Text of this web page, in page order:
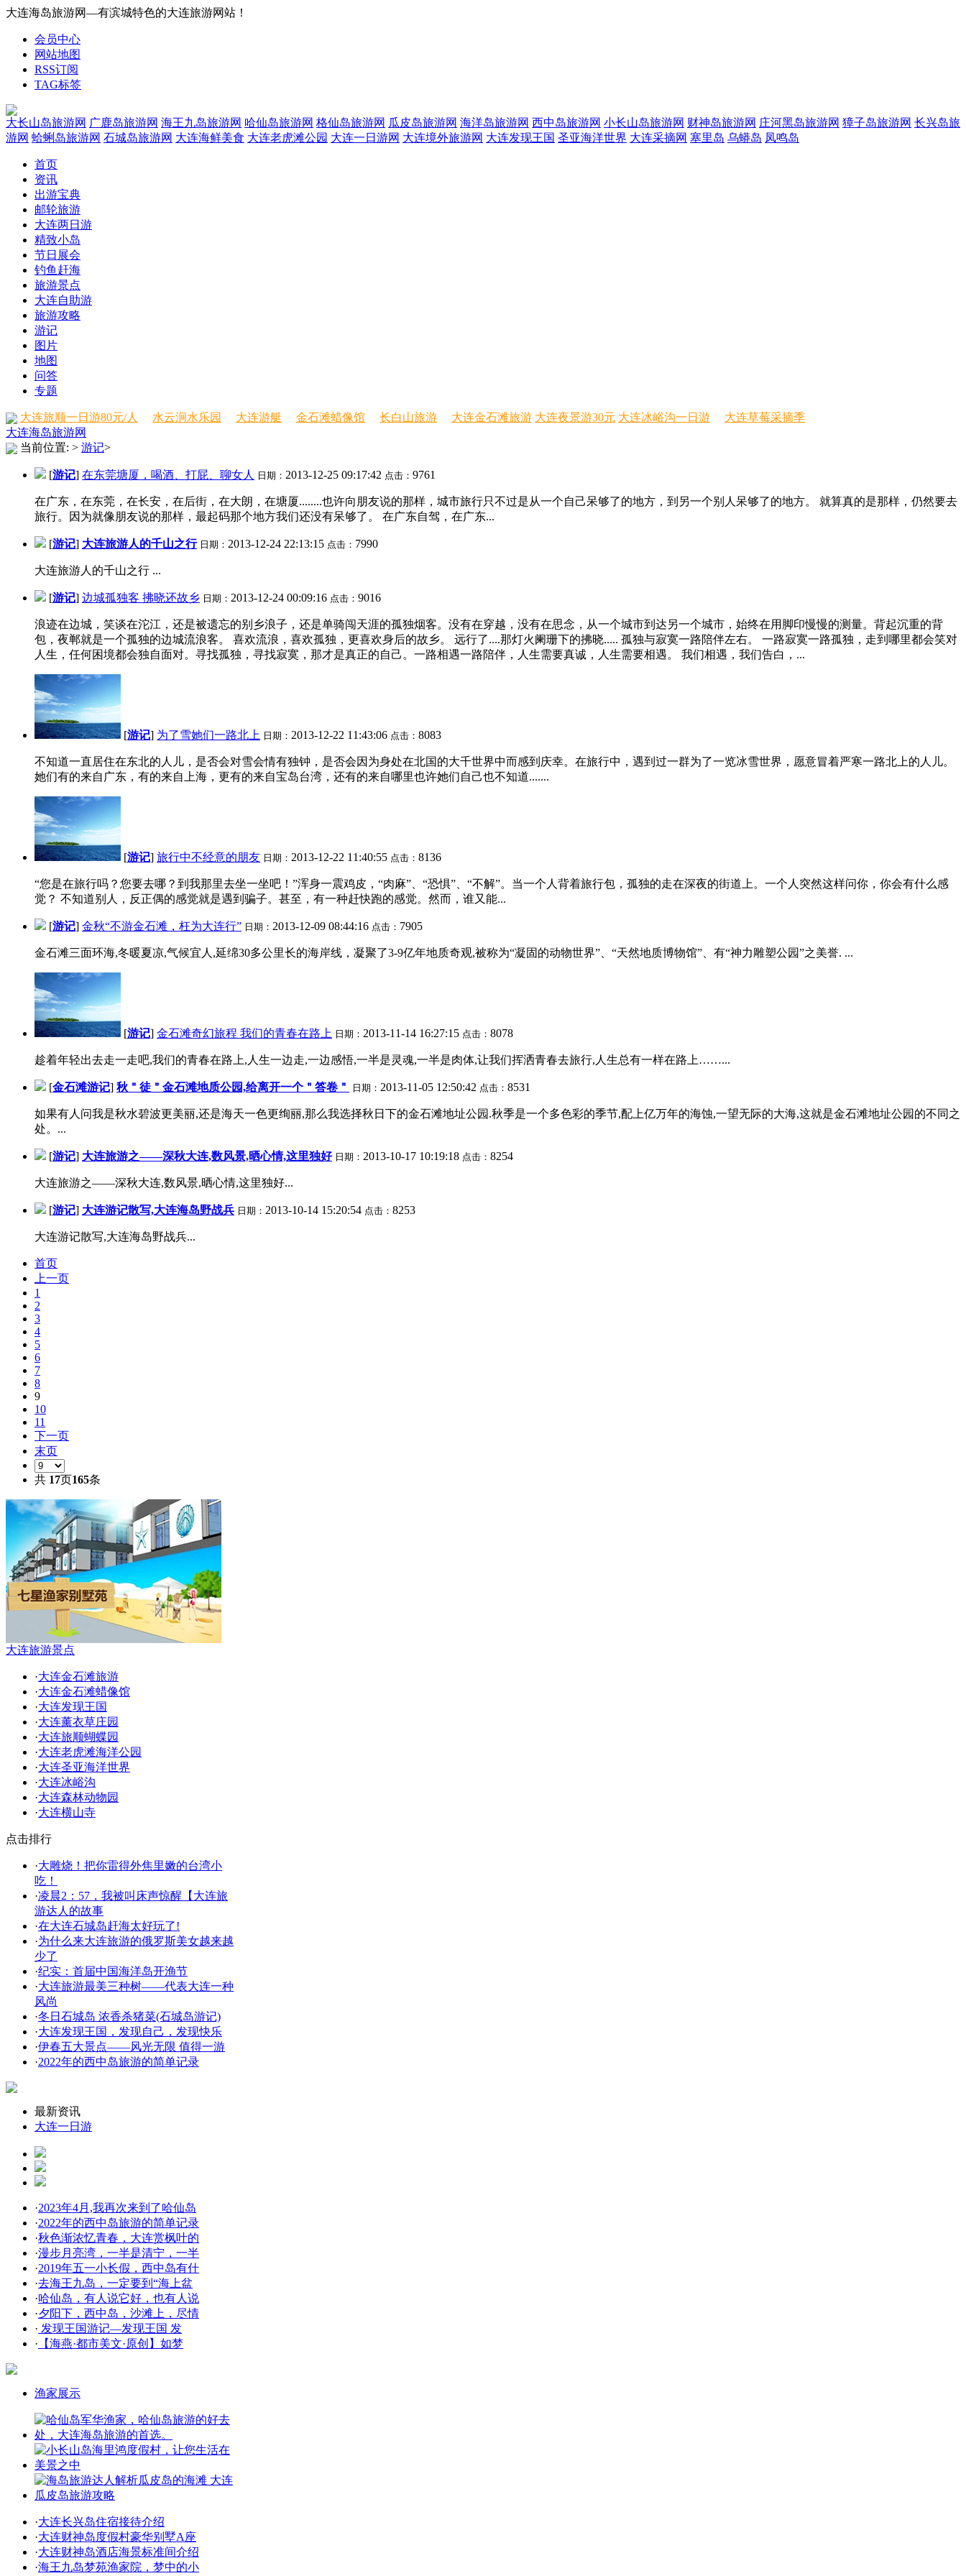
大连海岛旅游网—有滨城特色的大连旅游网站！
会员中心
网站地图
RSS订阅
TAG标签
大长山岛旅游网 广鹿岛旅游网 海王九岛旅游网 哈仙岛旅游网 格仙岛旅游网 瓜皮岛旅游网 海洋岛旅游网 西中岛旅游网 小长山岛旅游网 财神岛旅游网 庄河黑岛旅游网 獐子岛旅游网 长兴岛旅
游网 蛤蜊岛旅游网 石城岛旅游网 大连海鲜美食 大连老虎滩公园 大连一日游网 大连境外旅游网 大连发现王国 圣亚海洋世界 大连采摘网 塞里岛 乌蟒岛 凤鸣岛
首页
资讯
出游宝典
邮轮旅游
大连两日游
精致小岛
节日展会
钓鱼赶海
旅游景点
大连自助游
旅游攻略
游记
图片
地图
问答
专题
大连旅顺一日游80元/人 水云涧水乐园 大连游艇 金石滩蜡像馆 长白山旅游 大连金石滩旅游 大连夜景游30元 大连冰峪沟一日游
大连草莓采摘季
大连海岛旅游网
当前位置: > 游记>
[游记] 在东莞塘厦，喝酒、打屁、聊女人 日期： 2013-12-25 09:17:42 点击： 9761
在广东，在东莞，在长安，在后街，在大朗，在塘厦........也许向朋友说的那样，城市旅行只不过是从一个自己呆够了的地方，到另一个别人呆够了的地方。 就算真的是那样，仍然要去
旅行。因为就像朋友说的那样，最起码那个地方我们还没有呆够了。 在广东自驾，在广东...
[游记] 大连旅游人的千山之行 日期： 2013-12-24 22:13:15 点击： 7990
大连旅游人的千山之行 ...
[游记] 边城孤独客 拂晓还故乡 日期： 2013-12-24 00:09:16 点击： 9016
浪迹在边城，笑谈在沱江，还是被遗忘的别乡浪子，还是单骑闯天涯的孤独烟客。没有在穿越，没有在思念，从一个城市到达另一个城市，始终在用脚印慢慢的测量。背起沉重的背
包，夜郸就是一个孤独的边城流浪客。 喜欢流浪，喜欢孤独，更喜欢身后的故乡。 远行了....那灯火阑珊下的拂晓..... 孤独与寂寞一路陪伴左右。 一路寂寞一路孤独，走到哪里都会笑对
人生，任何困境都会独自面对。寻找孤独，寻找寂寞，那才是真正的自己。一路相遇一路陪伴，人生需要真诚，人生需要相遇。 我们相遇，我们告白，...
[游记] 为了雪她们一路北上 日期： 2013-12-22 11:43:06 点击： 8083
不知道一直居住在东北的人儿，是否会对雪会情有独钟，是否会因为身处在北国的大千世界中而感到庆幸。在旅行中，遇到过一群为了一览冰雪世界，愿意冒着严寒一路北上的人儿。
她们有的来自广东，有的来自上海，更有的来自宝岛台湾，还有的来自哪里也许她们自己也不知道.......
[游记] 旅行中不经意的朋友 日期： 2013-12-22 11:40:55 点击： 8136
“您是在旅行吗？您要去哪？到我那里去坐一坐吧！”浑身一震鸡皮，“肉麻”、“恐惧”、“不解”。当一个人背着旅行包，孤独的走在深夜的街道上。一个人突然这样问你，你会有什么感
觉？ 不知道别人，反正偶的感觉就是遇到骗子。甚至，有一种赶快跑的感觉。然而，谁又能...
[游记] 金秋“不游金石滩，枉为大连行” 日期： 2013-12-09 08:44:16 点击： 7905
金石滩三面环海,冬暖夏凉,气候宜人,延绵30多公里长的海岸线，凝聚了3-9亿年地质奇观,被称为“凝固的动物世界”、“天然地质博物馆”、有“神力雕塑公园”之美誉. ...
[游记] 金石滩奇幻旅程 我们的青春在路上 日期： 2013-11-14 16:27:15 点击： 8078
趁着年轻出去走一走吧,我们的青春在路上,人生一边走,一边感悟,一半是灵魂,一半是肉体,让我们挥洒青春去旅行,人生总有一样在路上……...
[金石滩游记] 秋＂徒＂金石滩地质公园,给离开一个＂答卷＂ 日期： 2013-11-05 12:50:42 点击： 8531
如果有人问我是秋水碧波更美丽,还是海天一色更绚丽,那么我选择秋日下的金石滩地址公园.秋季是一个多色彩的季节,配上亿万年的海蚀,一望无际的大海,这就是金石滩地址公园的不同之
处。...
[游记] 大连旅游之——深秋大连,数风景,晒心情,这里独好 日期： 2013-10-17 10:19:18 点击： 8254
大连旅游之——深秋大连,数风景,晒心情,这里独好...
[游记] 大连游记散写,大连海岛野战兵 日期： 2013-10-14 15:20:54 点击： 8253
大连游记散写,大连海岛野战兵...
首页
上一页
1
2
3
4
5
6
7
8
9
10
11
下一页
末页
共 17页165条
大连旅游景点
·大连金石滩旅游
·大连金石滩蜡像馆
·大连发现王国
·大连薰衣草庄园
·大连旅顺蝴蝶园
·大连老虎滩海洋公园
·大连圣亚海洋世界
·大连冰峪沟
·大连森林动物园
·大连横山寺
点击排行
·大雕烧！把你雷得外焦里嫩的台湾小
吃！
·凌晨2：57，我被叫床声惊醒【大连旅
游达人的故事
·在大连石城岛赶海太好玩了!
·为什么来大连旅游的俄罗斯美女越来越
少了
·纪实：首届中国海洋岛开渔节
·大连旅游最美三种树——代表大连一种
风尚
·冬日石城岛 浓香杀猪菜(石城岛游记)
·大连发现王国，发现自己，发现快乐
·伊春五大景点——风光无限 值得一游
·2022年的西中岛旅游的简单记录
最新资讯
大连一日游
·2023年4月,我再次来到了哈仙岛
·2022年的西中岛旅游的简单记录
·秋色渐浓忆青春，大连赏枫叶的
·漫步月亮湾，一半是清宁，一半
·2019年五一小长假，西中岛有什
·去海王九岛，一定要到“海上盆
·哈仙岛，有人说它好，也有人说
·夕阳下，西中岛，沙滩上，尽情
· 发现王国游记—发现王国 发
· 【海燕·都市美文·原创】如梦
渔家展示
·大连长兴岛住宿接待介绍
·大连财神岛度假村豪华别墅A座
·大连财神岛酒店海景标准间介绍
·海王九岛梦苑渔家院，梦中的小